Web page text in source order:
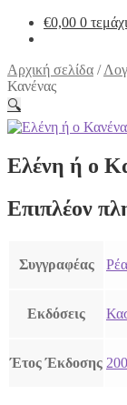
€0,00 0
Αρχική σελίδα /
Κανένας
🔍
Ελένη ή ο
Επιπλέον
Συγγραφέας
Εκδόσεις
Έτος Έκδοσης